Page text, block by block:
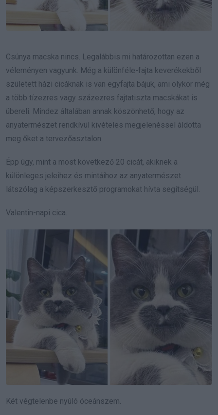
Csúnya macska nincs. Legalábbis mi határozottan ezen a
véleményen vagyunk. Még a különféle-fajta keverékekből
született házi cicáknak is van egyfajta bájuk, ami olykor még
a több tízezres vagy százezres fajtatiszta macskákat is
übereli. Mindez általában annak köszönhető, hogy az
anyatermészet rendkívül kivételes megjelenéssel áldotta
meg őket a tervezőasztalon.
Épp úgy, mint a most következő 20 cicát, akiknek a
különleges jeleihez és mintáihoz az anyatermészet
látszólag a képszerkesztő programokat hívta segítségül.
Valentin-napi cica.
Két végtelenbe nyúló óceánszem.